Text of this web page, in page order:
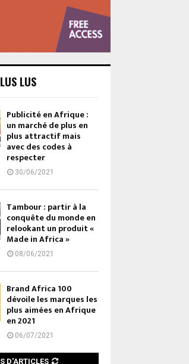
LUS
Publicité en Afrique :
un marché de plus en
plus attractif mais
avec des codes à
respecter
30/06/2021
Tambour : partir à la
conquête du monde en
relookant un produit «
Made in Africa »
08/06/2021
Brand Africa 100
dévoile les marques les
plus aimées en Afrique
en 2021
06/07/2021
D'ARTICLES